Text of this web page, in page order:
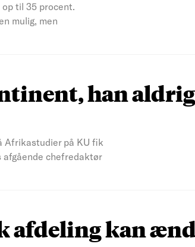
til 35 procent.
mulig, men
han
Afrikastudier på KU fik
afgående chefredaktør
afdeling kan